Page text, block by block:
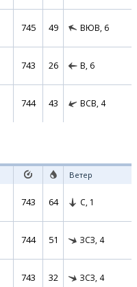
745 49 ВЮВ, 6
743 26 В, 6
744 43 ВСВ, 4
Ветер
743 64 С, 1
744 51 ЗСЗ, 4
743 32 ЗСЗ, 4